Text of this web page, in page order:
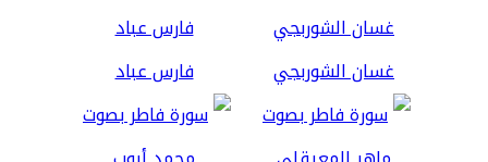
غسان الشوربجي فارس عباد